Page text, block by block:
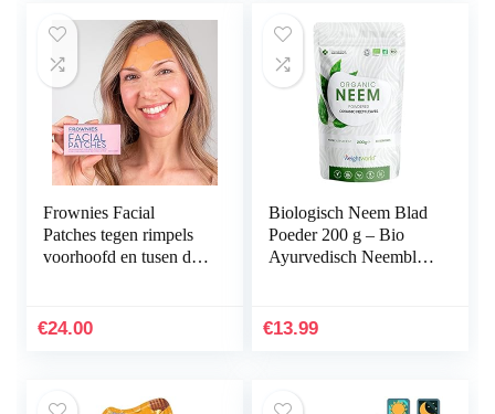
Frownies Facial
Patches tegen rimpels
voorhoofd en tusen de
€24.00
Biologisch Neem Blad
Poeder 200 g – Bio
Ayurvedisch Neemblad
vegan en…
€13.99